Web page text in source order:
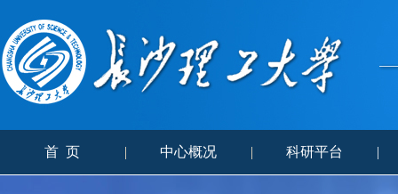
首 页 | 中心概况 | 科研平台 |